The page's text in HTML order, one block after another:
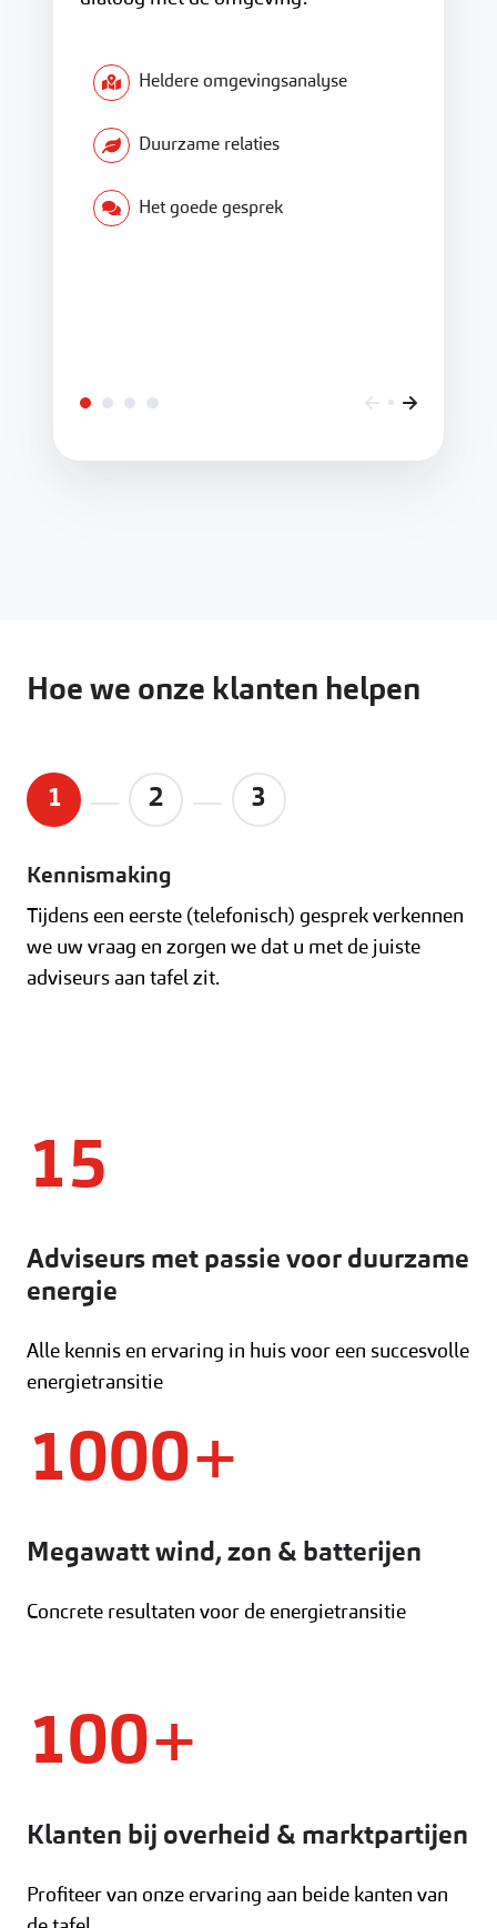
Heldere omgevingsanalyse
Duurzame relaties
Het goede gesprek
Hoe we onze klanten helpen
1 2 3
Kennismaking
Tijdens een eerste (telefonisch) gesprek verkennen
we uw vraag en zorgen we dat u met de juiste
adviseurs aan tafel zit.
15
Adviseurs met passie voor duurzame
energie
Alle kennis en ervaring in huis voor een succesvolle
energietransitie
1000+
Megawatt wind, zon & batterijen
Concrete resultaten voor de energietransitie
100+
Klanten bij overheid & marktpartijen
Profiteer van onze ervaring aan beide kanten van